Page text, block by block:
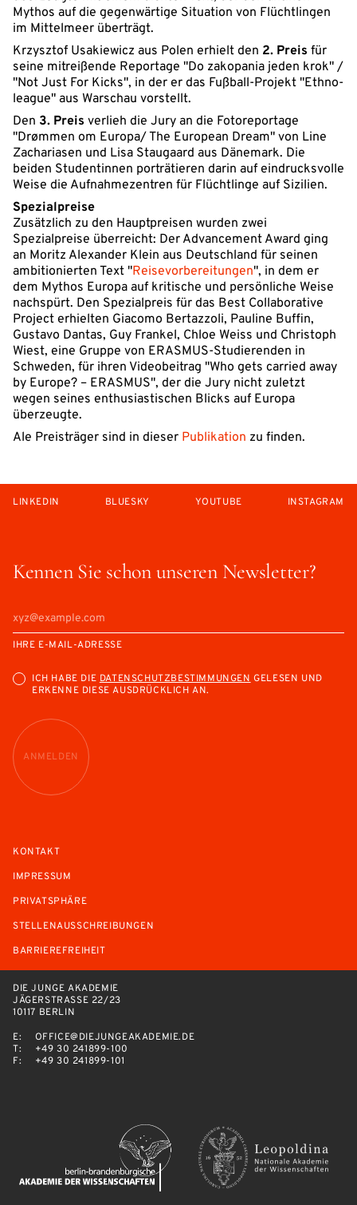
Mythos auf die gegenwärtige Situation von Flüchtlingen
im Mittelmeer überträgt.
Krzysztof Usakiewicz aus Polen erhielt den 2. Preis für
seine mitreißende Reportage "Do zakopania jeden krok" /
"Not Just For Kicks", in der er das Fußball-Projekt "Ethno-
league" aus Warschau vorstellt.
Den 3. Preis verlieh die Jury an die Fotoreportage
"Drømmen om Europa/ The European Dream" von Line
Zachariasen und Lisa Staugaard aus Dänemark. Die
beiden Studentinnen porträtieren darin auf eindrucksvolle
Weise die Aufnahmezentren für Flüchtlinge auf Sizilien.
Spezialpreise
Zusätzlich zu den Hauptpreisen wurden zwei
Spezialpreise überreicht: Der Advancement Award ging
an Moritz Alexander Klein aus Deutschland für seinen
ambitionierten Text "Reisevorbereitungen", in dem er
dem Mythos Europa auf kritische und persönliche Weise
nachspürt. Den Spezialpreis für das Best Collaborative
Project erhielten Giacomo Bertazzoli, Pauline Buffin,
Gustavo Dantas, Guy Frankel, Chloe Weiss und Christoph
Wiest, eine Gruppe von ERASMUS-Studierenden in
Schweden, für ihren Videobeitrag "Who gets carried away
by Europe? – ERASMUS", der die Jury nicht zuletzt
wegen seines enthusiastischen Blicks auf Europa
überzeugte.
Ale Preisträger sind in dieser Publikation zu finden.
Kennen Sie schon unseren Newsletter?
IHRE E-MAIL-ADRESSE
ICH HABE DIE DATENSCHUTZBESTIMMUNGEN GELESEN UND
ERKENNE DIESE AUSDRÜCKLICH AN.
ANMELDEN
LINKEDIN BLUESKY YOUTUBE INSTAGRAM
KONTAKT
IMPRESSUM
PRIVATSPHÄRE
STELLENAUSSCHREIBUNGEN
BARRIEREFREIHEIT
DIE JUNGE AKADEMIE
JÄGERSTRASSE 22/23
10117 BERLIN
E:
OFFICE@DIEJUNGEAKADEMIE.DE
T:
+49 30 241899-100
F:
+49 30 241899-101